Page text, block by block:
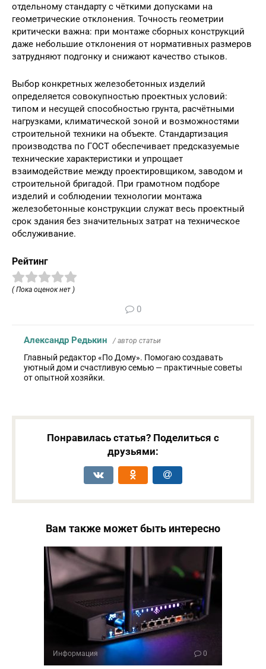
отдельному стандарту с чёткими допусками на
геометрические отклонения. Точность геометрии
критически важна: при монтаже сборных конструкций
даже небольшие отклонения от нормативных размеров
затрудняют подгонку и снижают качество стыков.
Выбор конкретных железобетонных изделий
определяется совокупностью проектных условий:
типом и несущей способностью грунта, расчётными
нагрузками, климатической зоной и возможностями
строительной техники на объекте. Стандартизация
производства по ГОСТ обеспечивает предсказуемые
технические характеристики и упрощает
взаимодействие между проектировщиком, заводом и
строительной бригадой. При грамотном подборе
изделий и соблюдении технологии монтажа
железобетонные конструкции служат весь проектный
срок здания без значительных затрат на техническое
обслуживание.
Рейтинг
( Пока оценок нет )
0
Александр Редькин / автор статьи
Главный редактор «По Дому». Помогаю создавать
уютный дом и счастливую семью — практичные советы
от опытной хозяйки.
Понравилась статья? Поделиться с
друзьями:
Вам также может быть интересно
Информация 0